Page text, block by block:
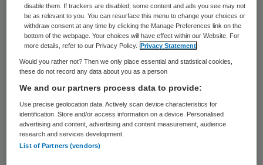
ziekenhuis.
Spijt
De slachtoffertjes waren 5, 8 en 9 jaar oud.
In de woning van de pedofiel vond de politie
honderden foto’s met kinderporno. De
verpleger zei tegen de rechter dat hij onder
een soort dwang had gehandeld en
disable them. If trackers are disabled, some content and ads you see may not
be as relevant to you. You can resurface this menu to change your choices or
withdraw consent at any time by clicking the Manage Preferences link on the
bottom of the webpage. Your choices will have effect within our Website. For
more details, refer to our Privacy Policy.
Privacy Statement
Would you rather not? Then we only place essential and statistical cookies,
these do not record any data about you as a person
We and our partners process data to provide:
Use precise geolocation data. Actively scan device characteristics for
identification. Store and/or access information on a device. Personalised
advertising and content, advertising and content measurement, audience
research and services development.
List of Partners (vendors)